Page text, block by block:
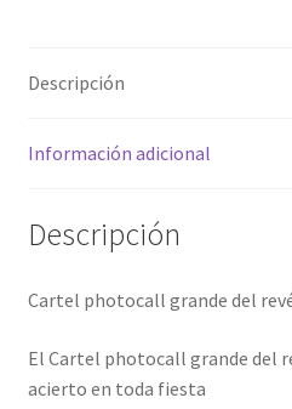
Descripción
Información adicional
Descripción
Cartel photocall grande del
El Cartel photocall grande del
acierto en toda fiesta